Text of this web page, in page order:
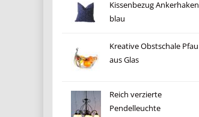
Kissenbezug Ankerhaken
blau
Kreative Obstschale Pfau
aus Glas
Reich verzierte
Pendelleuchte